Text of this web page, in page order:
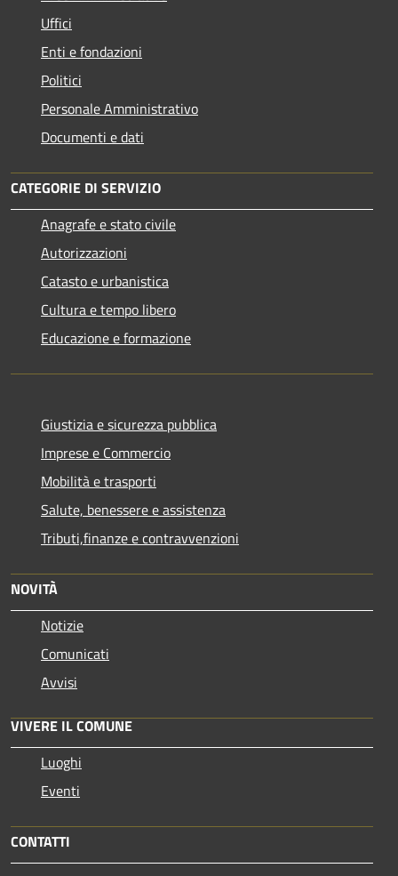
Uffici
Enti e fondazioni
Politici
Personale Amministrativo
Documenti e dati
CATEGORIE DI SERVIZIO
Anagrafe e stato civile
Autorizzazioni
Catasto e urbanistica
Cultura e tempo libero
Educazione e formazione
Giustizia e sicurezza pubblica
Imprese e Commercio
Mobilità e trasporti
Salute, benessere e assistenza
Tributi,finanze e contravvenzioni
NOVITÀ
Notizie
Comunicati
Avvisi
VIVERE IL COMUNE
Luoghi
Eventi
CONTATTI